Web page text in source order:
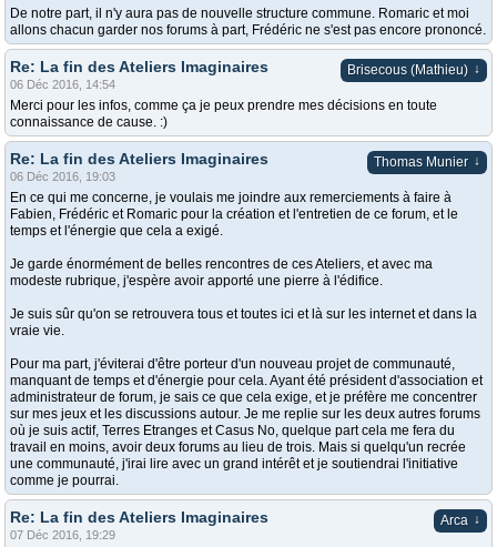
De notre part, il n'y aura pas de nouvelle structure commune. Romaric et moi
allons chacun garder nos forums à part, Frédéric ne s'est pas encore prononcé.
Brisecous (Mathieu) ↓
Re: La fin des Ateliers Imaginaires
06 Déc 2016, 14:54
Merci pour les infos, comme ça je peux prendre mes décisions en toute
connaissance de cause. :)
Thomas Munier ↓
Re: La fin des Ateliers Imaginaires
06 Déc 2016, 19:03
En ce qui me concerne, je voulais me joindre aux remerciements à faire à
Fabien, Frédéric et Romaric pour la création et l'entretien de ce forum, et le
temps et l'énergie que cela a exigé.
Je garde énormément de belles rencontres de ces Ateliers, et avec ma
modeste rubrique, j'espère avoir apporté une pierre à l'édifice.
Je suis sûr qu'on se retrouvera tous et toutes ici et là sur les internet et dans la
vraie vie.
Pour ma part, j'éviterai d'être porteur d'un nouveau projet de communauté,
manquant de temps et d'énergie pour cela. Ayant été président d'association et
administrateur de forum, je sais ce que cela exige, et je préfère me concentrer
sur mes jeux et les discussions autour. Je me replie sur les deux autres forums
où je suis actif, Terres Etranges et Casus No, quelque part cela me fera du
travail en moins, avoir deux forums au lieu de trois. Mais si quelqu'un recrée
une communauté, j'irai lire avec un grand intérêt et je soutiendrai l'initiative
comme je pourrai.
Arca ↓
Re: La fin des Ateliers Imaginaires
07 Déc 2016, 19:29